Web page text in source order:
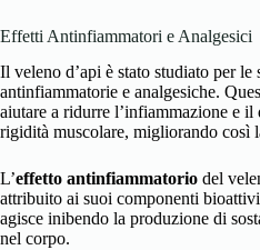
Effetti Antinfiammatori e Analgesici
Il veleno d’api è stato studiato per le
antinfiammatorie e analgesiche.
aiutare a ridurre l’infiammazione e il
rigidità muscolare, migliorando così
L’effetto antinfiammatorio del
attribuito ai suoi componenti
agisce inibendo la produzione di
nel corpo.